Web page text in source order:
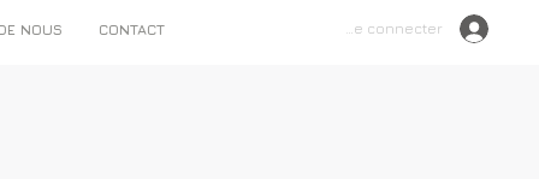
NOUS CONTACT Se connecter